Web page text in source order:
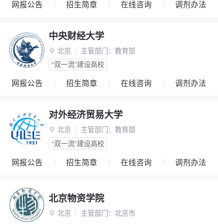
网报公告 招生简章 在线咨询 调剂办法
中央财经大学
 北京 主管部门： 教育部
“双一流”建设高校
网报公告 招生简章 在线咨询 调剂办法
对外经济贸易大学
 北京 主管部门： 教育部
“双一流”建设高校
网报公告 招生简章 在线咨询 调剂办法
北京物资学院
 北京 主管部门： 北京市